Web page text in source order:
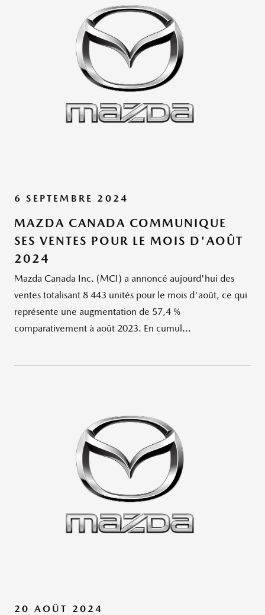
6 SEPTEMBRE 2024
MAZDA CANADA COMMUNIQUE
SES VENTES POUR LE MOIS D'AOÛT
2024
Mazda Canada Inc. (MCI) a annoncé aujourd'hui des
ventes totalisant 8 443 unités pour le mois d'août, ce qui
représente une augmentation de 57,4 %
comparativement à août 2023. En cumul...
20 AOÛT 2024